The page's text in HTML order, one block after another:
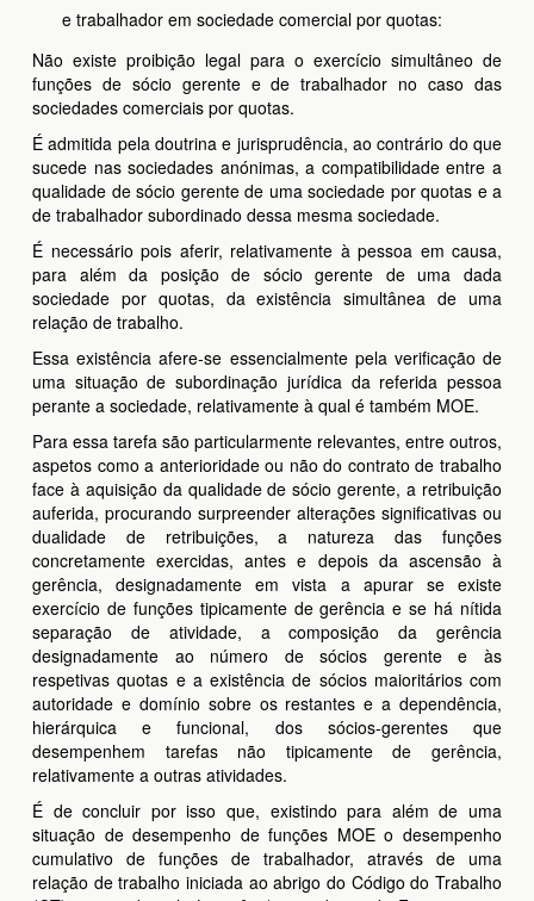
e trabalhador em sociedade comercial por quotas:
Não existe proibição legal para o exercício simultâneo de
funções de sócio gerente e de trabalhador no caso das
sociedades comerciais por quotas.
É admitida pela doutrina e jurisprudência, ao contrário do que
sucede nas sociedades anónimas, a compatibilidade entre a
qualidade de sócio gerente de uma sociedade por quotas e a
de trabalhador subordinado dessa mesma sociedade.
É necessário pois aferir, relativamente à pessoa em causa,
para além da posição de sócio gerente de uma dada
sociedade por quotas, da existência simultânea de uma
relação de trabalho.
Essa existência afere-se essencialmente pela verificação de
uma situação de subordinação jurídica da referida pessoa
perante a sociedade, relativamente à qual é também MOE.
Para essa tarefa são particularmente relevantes, entre outros,
aspetos como a anterioridade ou não do contrato de trabalho
face à aquisição da qualidade de sócio gerente, a retribuição
auferida, procurando surpreender alterações significativas ou
dualidade de retribuições, a natureza das funções
concretamente exercidas, antes e depois da ascensão à
gerência, designadamente em vista a apurar se existe
exercício de funções tipicamente de gerência e se há nítida
separação de atividade, a composição da gerência
designadamente ao número de sócios gerente e às
respetivas quotas e a existência de sócios maioritários com
autoridade e domínio sobre os restantes e a dependência,
hierárquica e funcional, dos sócios-gerentes que
desempenhem tarefas não tipicamente de gerência,
relativamente a outras atividades.
É de concluir por isso que, existindo para além de uma
situação de desempenho de funções MOE o desempenho
cumulativo de funções de trabalhador, através de uma
relação de trabalho iniciada ao abrigo do Código do Trabalho